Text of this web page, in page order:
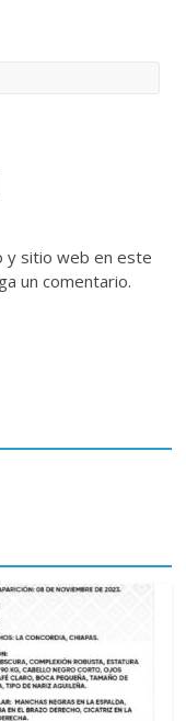
y sitio web en este
un comentario.